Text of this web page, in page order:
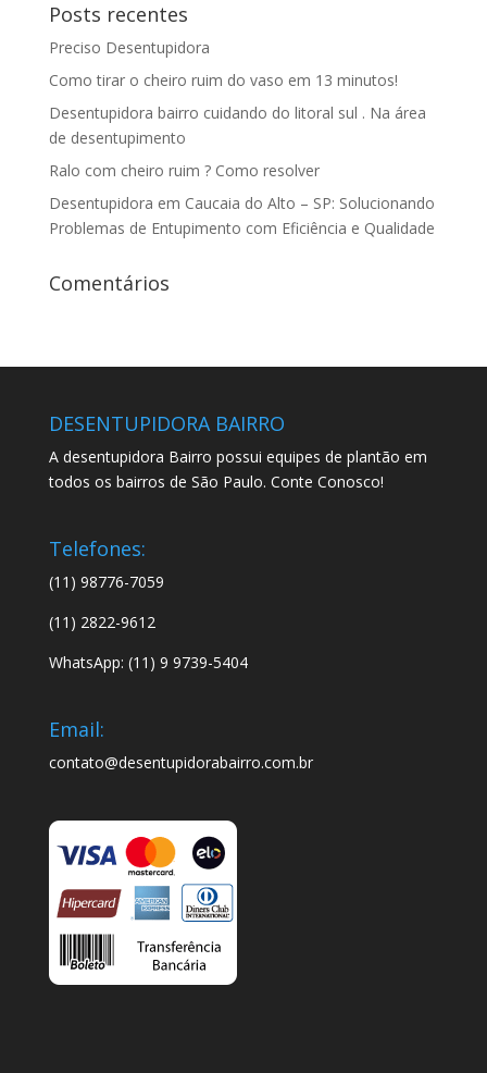
Posts recentes
Preciso Desentupidora
Como tirar o cheiro ruim do vaso em 13 minutos!
Desentupidora bairro cuidando do litoral sul . Na área
de desentupimento
Ralo com cheiro ruim ? Como resolver
Desentupidora em Caucaia do Alto – SP: Solucionando
Problemas de Entupimento com Eficiência e Qualidade
Comentários
DESENTUPIDORA BAIRRO
A desentupidora Bairro possui equipes de plantão em
todos os bairros de São Paulo. Conte Conosco!
Telefones:
(11) 98776-7059
(11) 2822-9612
WhatsApp: (11) 9 9739-5404
Email:
contato@desentupidorabairro.com.br